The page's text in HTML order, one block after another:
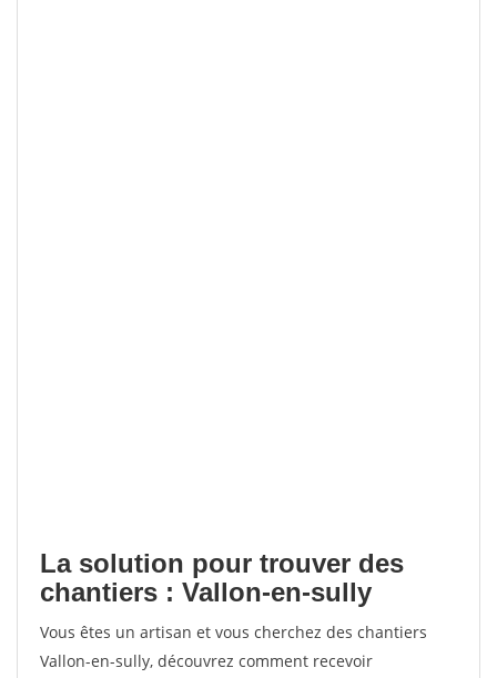
La solution pour trouver des
chantiers : Vallon-en-sully
Vous êtes un artisan et vous cherchez des chantiers
Vallon-en-sully, découvrez comment recevoir